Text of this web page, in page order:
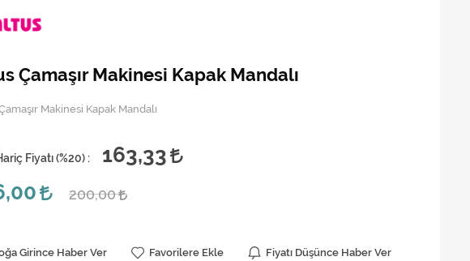
Çamaşır Makinesi Kapak Mandalı
Makinesi Kapak Mandalı
Fiyatı (%20) :
163,33
200,00
Girince Haber Ver Favorilere Ekle
Fiyatı Düşünce Haber Ver